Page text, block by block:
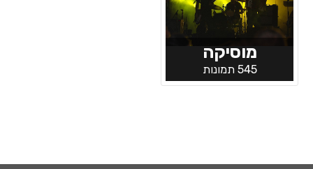
מוסיקה
545 תמונות